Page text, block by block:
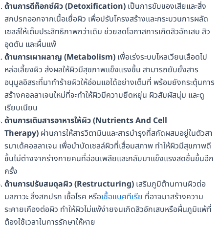
ด้านการดีท็อกซ์ผิว (Detoxification) เป็นการขับของเสียและสิ่ง
สกปรกออกจากเนื้อเยื่อผิว เพื่อปรับโครงสร้างและกระบวนการผลัด
เซลล์ให้เต็มประสิทธิภาพกว่าเดิม ช่วยลดโอกาสการเกิดสิวอักเสบ สิว
อุดตัน และผื่นแพ้
ด้านการเผาผลาญ (Metabolism)เพื่อเร่งระบบไหลเวียนเลือดไป
หล่อเลี้ยงผิว ส่งผลให้ผิวมีสุขภาพแข็งแรงขึ้น สามารถยับยั้งสาร
อนุมูลอิสระที่มาทำร้ายผิวให้อ่อนแอได้อย่างเต็มที่ พร้อมยังกระตุ้นการ
สร้างคอลลาเจนใหม่ที่จะทำให้ผิวมีความยืดหยุ่น ผิวสัมผัสนุ่ม และดู
เรียบเนียน
ด้านการเติมสารอาหารให้ผิว (Nutrients And Cell
Therapy) ผ่านการให้สารวิตามินและสารบำรุงที่สกัดผสมอยู่ในตัวสา
รมาเด้คอลลาเจน เพื่อบำบัดเซลล์ผิวที่เสื่อมสภาพ ทำให้ผิวมีสุขภาพดี
ขึ้นไม่ต่างจากร่างกายคนที่อ่อนเพลียและกลับมาแข็งแรงสดชื่นขึ้นอีก
ครั้ง
ด้านการปรับสมดุลผิว (Restructuring)เสริมภูมิต้านทานผิวต่อ
มลภาวะ สิ่งสกปรก เชื้อโรค หรือเชื้อแบคทีเรีย ที่อาจมาสร้างความ
ระคายเคืองต่อผิว ทำให้ผิวไม่แพ้ง่ายจนเกิดสิวอักเสบหรือผื่นภูมิแพ้ที่
ต้องใช้เวลาในการรักษาให้หาย